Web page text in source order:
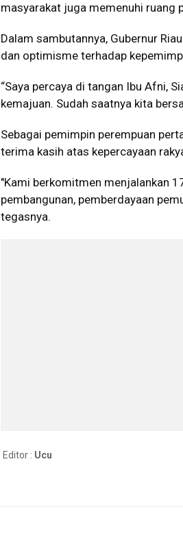
masyarakat juga memenuhi ruang
Dalam sambutannya, Gubernur
dan optimisme terhadap
“Saya percaya di tangan Ibu Afni,
kemajuan. Sudah saatnya kita
Sebagai pemimpin perempuan
terima kasih atas kepercayaan
"Kami berkomitmen menjalankan
pembangunan, pemberdayaan
tegasnya.
Editor : Ucu